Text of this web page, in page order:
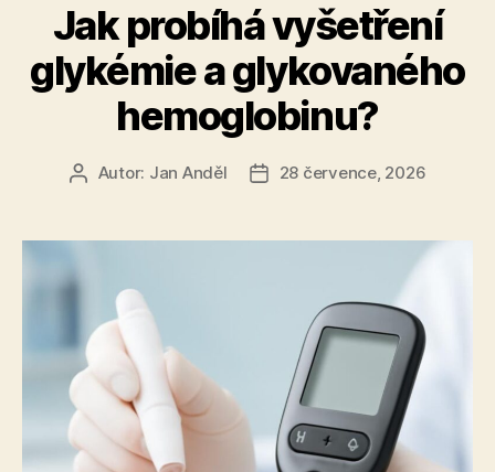
Jak probíhá vyšetření
glykémie a glykovaného
hemoglobinu?
AutorAutor: Jan Anděl
Datum
28 července, 2026